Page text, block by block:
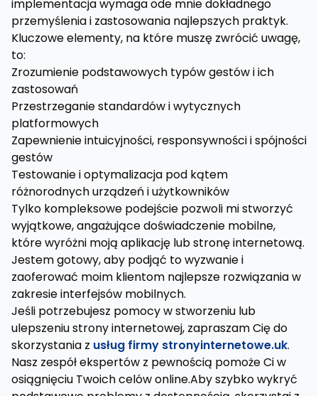
implementacja wymaga ode mnie dokładnego
przemyślenia i zastosowania najlepszych praktyk.
Kluczowe elementy, na które muszę zwrócić uwagę,
to:
Zrozumienie podstawowych typów gestów i ich
zastosowań
Przestrzeganie standardów i wytycznych
platformowych
Zapewnienie intuicyjności, responsywności i spójności
gestów
Testowanie i optymalizacja pod kątem
różnorodnych urządzeń i użytkowników
Tylko kompleksowe podejście pozwoli mi stworzyć
wyjątkowe, angażujące doświadczenie mobilne,
które wyróżni moją aplikację lub stronę internetową.
Jestem gotowy, aby podjąć to wyzwanie i
zaoferować moim klientom najlepsze rozwiązania w
zakresie interfejsów mobilnych.
Jeśli potrzebujesz pomocy w stworzeniu lub
ulepszeniu strony internetowej, zapraszam Cię do
skorzystania z usług firmy stronyinternetowe.uk.
Nasz zespół ekspertów z pewnością pomoże Ci w
osiągnięciu Twoich celów online.Aby szybko wykryć